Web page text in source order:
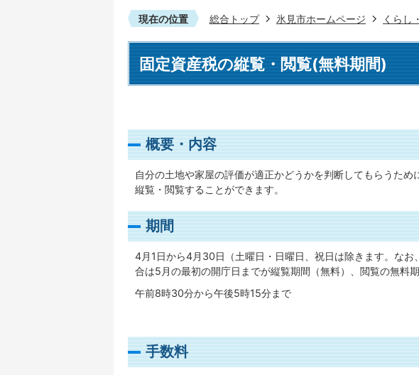
現在の位置 総合トップ 氷見市ホームページ くらし
固定資産税の縦覧・閲覧(無料期間)
概要・内容
自分の土地や家屋の評価が適正かどうかを判断してもらうた
縦覧・閲覧することができます。
期間
4月1日から4月30日（土曜日・日曜日、祝日は除きます。な
合は5月の最初の開庁日までが縦覧期間（無料）、閲覧の無料期
午前8時30分から午後5時15分まで
手数料